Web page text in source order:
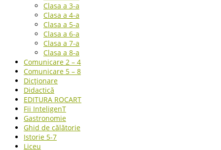
Clasa a 3-a
Clasa a 4-a
Clasa a 5-a
Clasa a 6-a
Clasa a 7-a
Clasa a 8-a
Comunicare 2 – 4
Comunicare 5 – 8
Dicționare
Didactică
EDITURA ROCART
Fii InteligenT
Gastronomie
Ghid de călătorie
Istorie 5-7
Liceu